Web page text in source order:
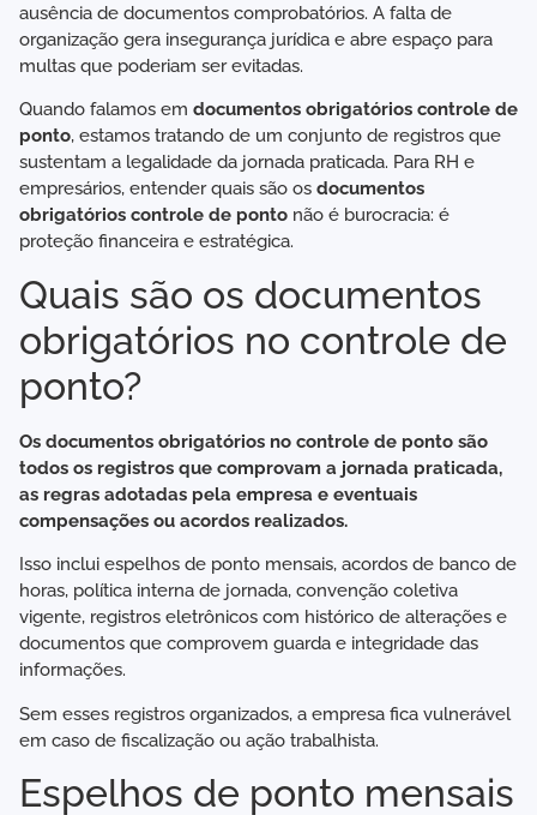
ausência de documentos comprobatórios. A falta de
organização gera insegurança jurídica e abre espaço para
multas que poderiam ser evitadas.
Quando falamos em documentos obrigatórios controle de
ponto, estamos tratando de um conjunto de registros que
sustentam a legalidade da jornada praticada. Para RH e
empresários, entender quais são os documentos
obrigatórios controle de ponto não é burocracia: é
proteção financeira e estratégica.
Quais são os documentos
obrigatórios no controle de
ponto?
Os documentos obrigatórios no controle de ponto são
todos os registros que comprovam a jornada praticada,
as regras adotadas pela empresa e eventuais
compensações ou acordos realizados.
Isso inclui espelhos de ponto mensais, acordos de banco de
horas, política interna de jornada, convenção coletiva
vigente, registros eletrônicos com histórico de alterações e
documentos que comprovem guarda e integridade das
informações.
Sem esses registros organizados, a empresa fica vulnerável
em caso de fiscalização ou ação trabalhista.
Espelhos de ponto mensais